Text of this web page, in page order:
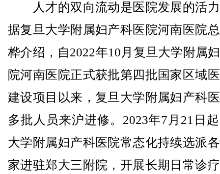
人才的双向流动是医院发展的活
据复旦大学附属妇产科医院河南医院
桦介绍，自2022年10月复旦大学附属
院河南医院正式获批第四批国家区域
建设项目以来，复旦大学附属妇产科
多批人员来沪进修。2023年7月21日
大学附属妇产科医院常态化持续选派
家进驻郑大三附院，开展长期日常诊